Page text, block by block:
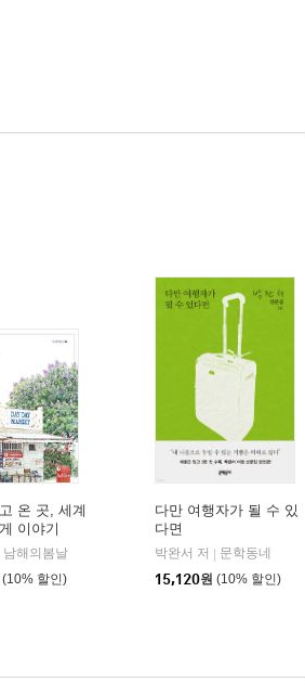
| 창비교육
온 곳, 세계
이야기
남해의봄날
(10% 할인)
다만 여행자가 될 수 있
다면
박완서 저
문학동네
15,120원 (10% 할인)